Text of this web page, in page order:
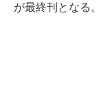
が最終刊となる。